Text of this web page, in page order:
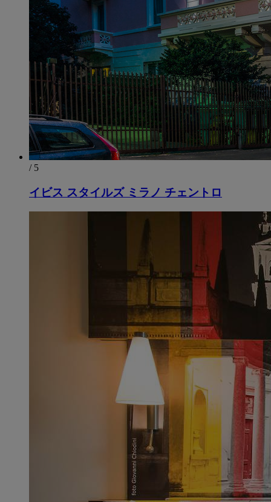
/ 5
イビス スタイルズ ミラノ チェントロ